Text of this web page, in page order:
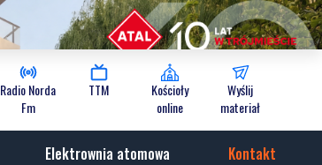
Radio Norda
Fm
TTM
Kościoły
online
Wyślij
materiał
Elektrownia atomowa Kontakt